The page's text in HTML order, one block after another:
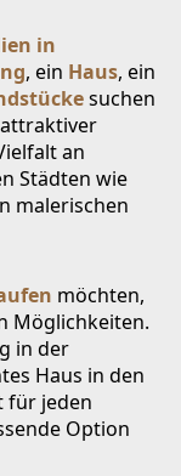
in
, ein Haus, ein
suchen
attraktiver
an
Städten wie
malerischen
möchten,
Möglichkeiten.
in der
Haus in den
für jeden
Option